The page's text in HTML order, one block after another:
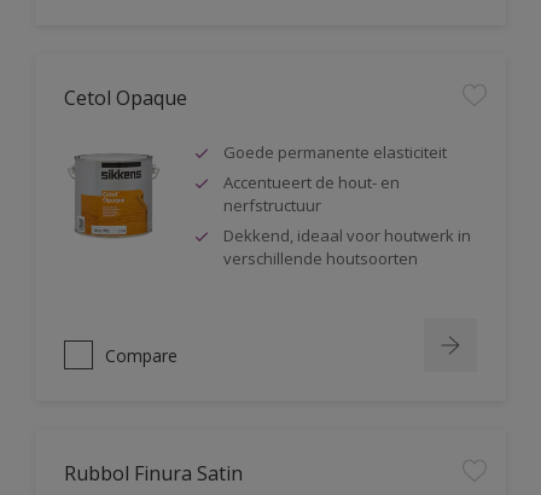
Cetol Opaque
Goede permanente elasticiteit
Accentueert de hout- en
nerfstructuur
Dekkend, ideaal voor houtwerk in
verschillende houtsoorten
Compare
Rubbol Finura Satin